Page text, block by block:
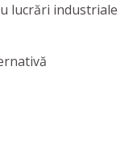
lucrări industriale